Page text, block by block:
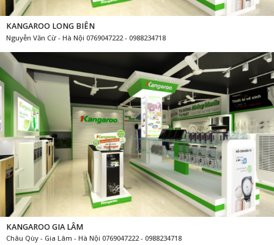
KANGAROO LONG BIÊN
Nguyễn Văn Cừ - Hà Nội 0769047222 - 0988234718
KANGAROO GIA LÂM
Châu Qùy - Gia Lâm - Hà Nội 0769047222 - 0988234718